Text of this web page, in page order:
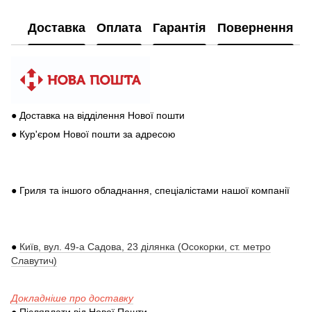
Доставка Оплата Гарантія Повернення
● Доставка на відділення Нової пошти
● Кур'єром Нової пошти за адресою
● Гриля та іншого обладнання, спеціалістами нашої компанії
● Київ, вул. 49-а Садова, 23 ділянка (Осокорки, ст. метро
Славутич)
Докладніше про доставку